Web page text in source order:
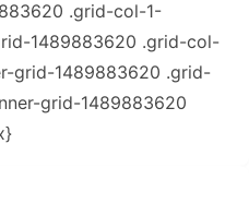
.grid-col-1-
1489883620 .grid-col-
grid-1489883620 .grid-
grid-1489883620